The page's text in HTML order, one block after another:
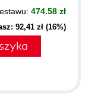
474.58 zł
92,41 zł (16%)